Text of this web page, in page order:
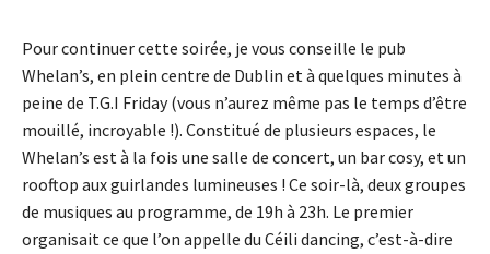
Pour continuer cette soirée, je vous conseille le pub
Whelan’s, en plein centre de Dublin et à quelques minutes à
peine de T.G.I Friday (vous n’aurez même pas le temps d’être
mouillé, incroyable !). Constitué de plusieurs espaces, le
Whelan’s est à la fois une salle de concert, un bar cosy, et un
rooftop aux guirlandes lumineuses ! Ce soir-là, deux groupes
de musiques au programme, de 19h à 23h. Le premier
organisait ce que l’on appelle du Céili dancing, c’est-à-dire